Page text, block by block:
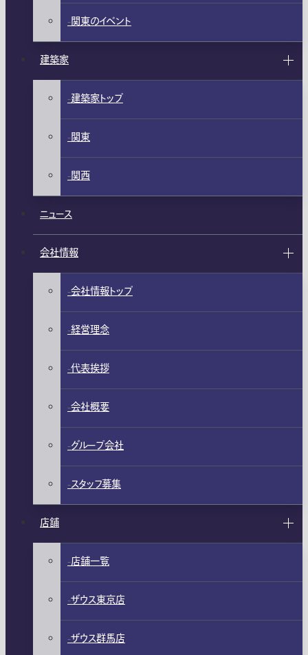
関東のイベント
建築家
建築家トップ
関東
関西
ニュース
会社情報
会社情報トップ
経営理念
代表挨拶
会社概要
グループ会社
スタッフ募集
店舗
店舗一覧
ザウス東京店
ザウス群馬店